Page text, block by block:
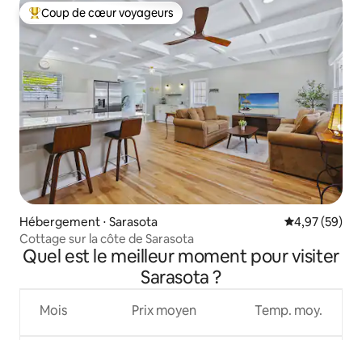
Coups de cœur voyageurs les plus appréciés
Coup de cœur voyageurs
Hébergement ⋅ Sarasota Évaluation
4,97 (59)
Cottage sur la côte de Sarasota
Quel est le meilleur moment pour visiter
Sarasota ?
Mois Prix moyen Temp. moy.